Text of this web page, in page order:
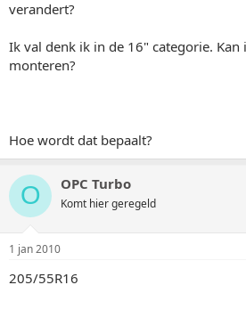
verandert?
Ik val denk ik in de 16" categorie.
monteren?
Hoe wordt dat bepaalt?
O OPC Turbo
Komt hier geregeld
1 jan 2010
205/55R16